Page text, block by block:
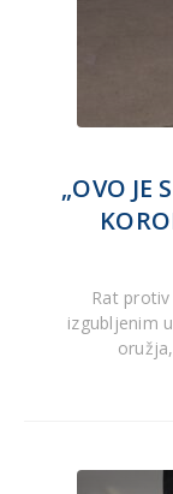
„OVO JE
Rat
izgubljenim